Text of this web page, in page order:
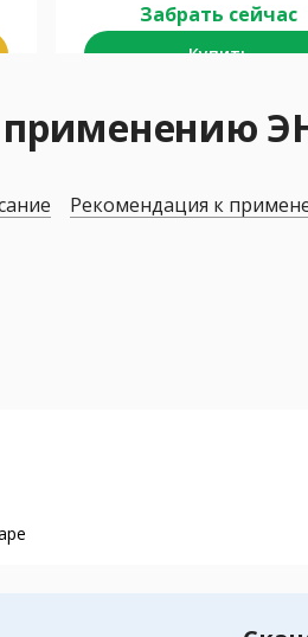
Забрать сейчас
Купить
применению
Рекомендация к